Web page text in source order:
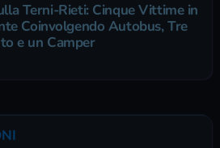
Terni-Rieti: Cinque Vittime in
Coinvolgendo Autobus, Tre
e un Camper